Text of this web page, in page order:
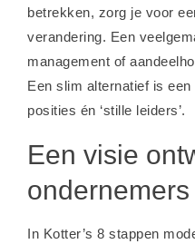
betrekken, zorg je voor
verandering. Een
management of
Een slim alternatief is
posities én ‘stille leiders’.
Een visie
In Kotter’s 8 stappen